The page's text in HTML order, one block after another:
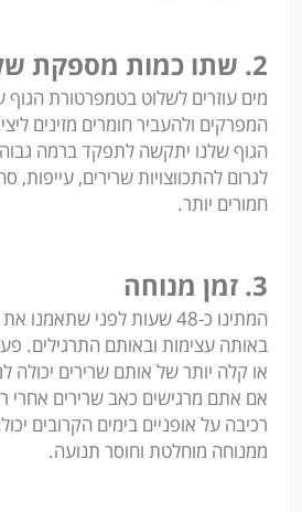
2. שתו כמות מספקת של מים
מים עוזרים לשלוט בטמפרטורת
המפרקים ולהעביר חומרים מזינים
הגוף שלנו יתקשה לתפקד ברמה
לגרום להתכווצויות שרירים, עייפות,
חמורים יותר.
3. זמן מנוחה
המתינו כ-48 שעות לפני
באותה עצימות ובאותם התרגילים.
או קלה יותר של אותם שרירים יכולה
אם אתם מרגישים כאב שרירים אחרי
רכיבה על אופניים בימים הקרובים
ממנוחה מוחלטת וחוסר תנועה.